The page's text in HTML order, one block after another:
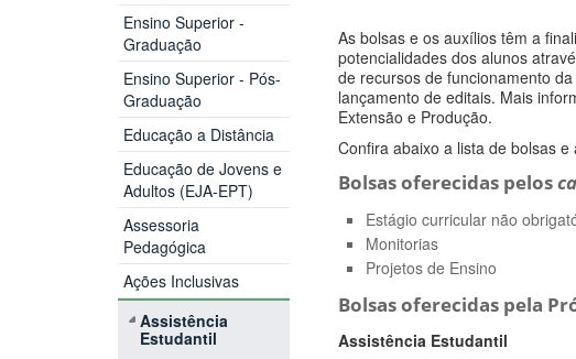
Ensino Superior -
Graduação
Ensino Superior - Pós-
Graduação
Educação a Distância
Educação de Jovens e
Adultos (EJA-EPT)
Assessoria
Pedagógica
Ações Inclusivas
Assistência
Estudantil
As bolsas e os auxílios têm a
potencialidades dos alunos
de recursos de funcionamento
lançamento de editais. Mais
Extensão e Produção.
Confira abaixo a lista de bolsas
Bolsas oferecidas pelos
Estágio curricular não
Monitorias
Projetos de Ensino
Bolsas oferecidas pela
Assistência Estudantil